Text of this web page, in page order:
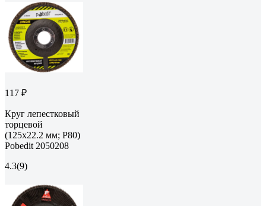
117 ₽
Круг лепестковый
торцевой
(125х22.2 мм; Р80)
Pobedit 2050208
4.3(9)